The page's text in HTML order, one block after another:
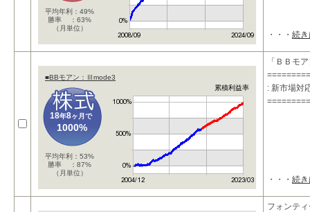
平均年利：49%
勝率 ：63%
（月単位）
・・・ 続
■BBモアン：Ⅲmode3
累積利益率
18年8ヶ月で
1000%
平均年利：53%
勝率 ：87%
（月単位）
「ＢＢモ
: 新市場対
・・・ 続
フォンテ